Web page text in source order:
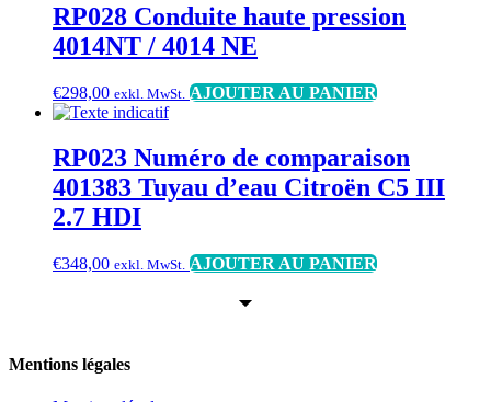
RP028 Conduite haute pression
4014NT / 4014 NE
€298,00 exkl. MwSt. AJOUTER AU PANIER
RP023 Numéro de comparaison
401383 Tuyau d’eau Citroën C5 III
2.7 HDI
€348,00 exkl. MwSt. AJOUTER AU PANIER
Mentions légales